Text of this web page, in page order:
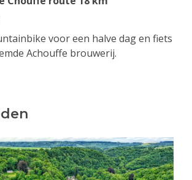
voor een halve dag en fiets
Achouffe brouwerij.